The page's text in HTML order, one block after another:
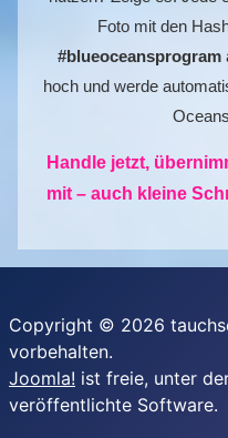
Foto mit den
#blueoceansprogram
hoch und werde
Handle jetzt,
mit – auch kleine
Copyright © 2026
vorbehalten.
Joomla! ist freie, unter
veröffentlichte Software.